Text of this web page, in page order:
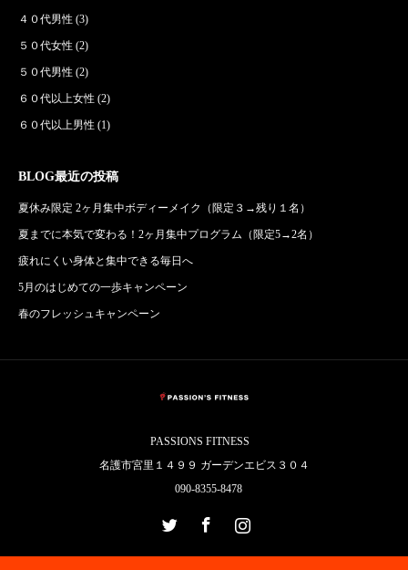
４０代男性 (3)
５０代女性 (2)
５０代男性 (2)
６０代以上女性 (2)
６０代以上男性 (1)
BLOG最近の投稿
夏休み限定 2ヶ月集中ボディーメイク（限定３→残り１名）
夏までに本気で変わる！2ヶ月集中プログラム（限定5→2名）
疲れにくい身体と集中できる毎日へ
5月のはじめての一歩キャンペーン
春のフレッシュキャンペーン
PASSIONS FITNESS
名護市宮里１４９９ ガーデンエビス３０４
090-8355-8478